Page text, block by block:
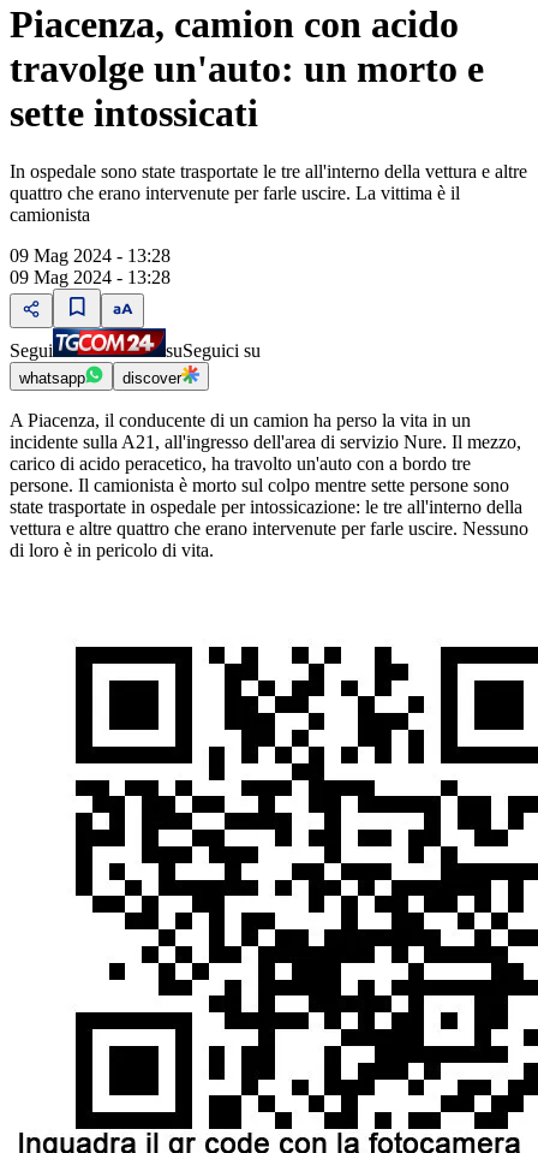
Piacenza, camion con acido
travolge un'auto: un morto e
sette intossicati
In ospedale sono state trasportate le tre all'interno della vettura e altre
quattro che erano intervenute per farle uscire. La vittima è il
camionista
09 Mag 2024 - 13:28
09 Mag 2024 - 13:28
Segui suSeguici su
whatsapp discover
A Piacenza, il conducente di un camion ha perso la vita in un
incidente sulla A21, all'ingresso dell'area di servizio Nure. Il mezzo,
carico di acido peracetico, ha travolto un'auto con a bordo tre
persone. Il camionista è morto sul colpo mentre sette persone sono
state trasportate in ospedale per intossicazione: le tre all'interno della
vettura e altre quattro che erano intervenute per farle uscire. Nessuno
di loro è in pericolo di vita.